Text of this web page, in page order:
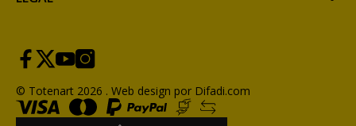
© Totenart 2026 . Web design por Difadi.com